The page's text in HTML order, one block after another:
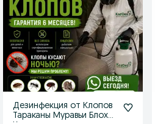
Дезинфекция от Клопов
Тараканы Муравьи Блохи